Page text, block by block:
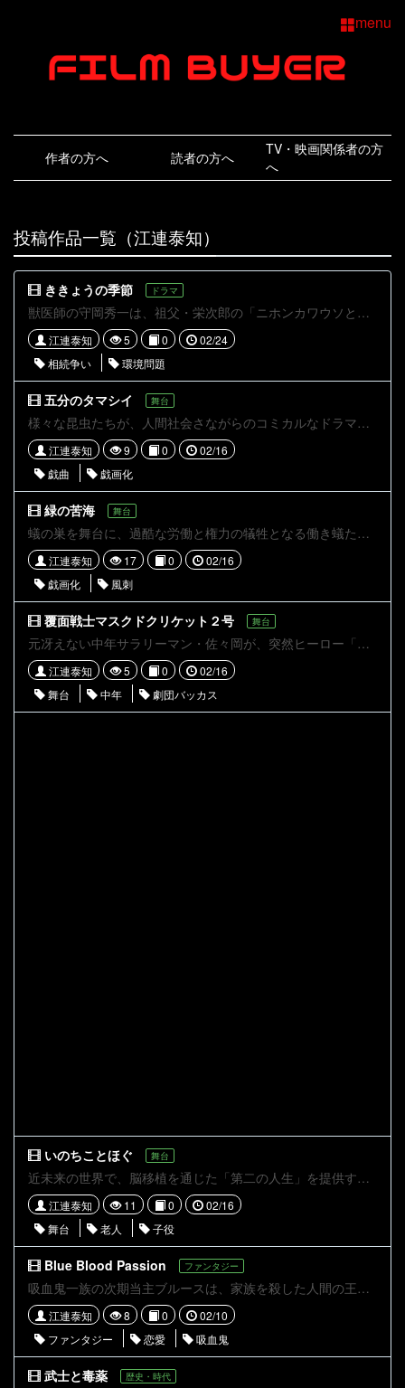
menu
作者の方へ 読者の方へ
TV・映画関係者の方
へ
投稿作品一覧（江連泰知）
ききょうの季節 ドラマ
獣医師の守岡秀一は、祖父・栄次郎の「ニホンカワウソと泳ぎたい」という夢を叶えるため、絶滅種の再生研究を進める。しかし、細胞を入手した矢先に祖父が急逝。帰省すると、従弟の曽我邦明が山をソーラーパネルで開発しようとしていた。相続問題の中、地震で研究用細胞が死滅し、守岡は自らの人間不信を突きつけられる。最終的に曽我と和解し、共に牧場を守る決意を固める。3年後、地元大学の研究牧場として再生し、未来に希望を見出す。
江連泰知 5 0
02/24
相続争い
環境問題
五分のタマシイ 舞台
様々な昆虫たちが、人間社会さながらのコミカルなドラマを繰り広げる物語。 クロアリのルーノとアン（クロアリコンビ）は、女王アリになるための重要な任務中、群れからはぐれてしまう。任務失敗は「ラットゥン・センター（腐敗センター）」送りという恐ろしい罰につながるため、二人は焦っていた。 そんな中、彼らは捕らえた女王バチ、ビクトリアを運んでいた。しかし、ビクトリアはクロアリコンビの隙を突いて脱走し、歌と踊りで自己主張を始める。そこにカマキリ戦士、トウロウ丸が現れ、ビクトリアと共闘することに――
江連泰知 9 0
02/16
戯曲
戯画化
緑の苦海 舞台
蟻の巣を舞台に、過酷な労働と権力の犠牲となる働き蟻たちの物語。主人公モノは新人ダイを指導しながら労働に励むが、新食材「ユウキダケ」の導入により奇病が巣内で蔓延していく――
江連泰知 17 0
02/16
戯画化
風刺
覆面戦士マスクドクリケット２号 舞台
元冴えない中年サラリーマン・佐々岡が、突然ヒーロー「マスクドクリケット2号」として悪の組織「全日本怪人組合」と戦う姿を描くアクションコメディ。偶然にもヒーローの力を得た彼は、家族を顧みない生活に悩みながらも、新たな自分と向き合う。家庭とヒーロー活動の板挟みに苦しみつつ、最終的には家族や仲間の助けを得て悪の首領を倒す。戦いを通して、家族の絆や中年男性の逆襲をユーモラスに描いた物語。
江連泰知 5 0
02/16
舞台
中年 劇団バッカス
いのちことほぐ 舞台
近未来の世界で、脳移植を通じた「第二の人生」を提供するサービスが物語の中心です。死への恐怖から若い体を求める元教授の松平、永遠の命を渇望する企業会長の小田、漫才コンビ「巌流島」のボケ役・宮本とその相方・佐々木など、異なる背景を持つ人々が脳移植に挑む様子が描かれます。移植の代償や葛藤を経て、人々は命の重みや家族、絆の意味に気付いていきます。やがて松平は孫との日々を大切に生きることを選びます。命と生き方の本質に迫る群像劇です。
江連泰知 11 0
02/16
舞台
老人 子役
Blue Blood Passion ファンタジー
吸血鬼一族の次期当主ブルースは、家族を殺した人間の王族に復讐を誓い、王家に接近するためスザンナと偽りの結婚を計画する。しかし、スザンナと心を通わせ愛し合うようになったブルースは、彼女が仇である王族の血を引いていることを知り苦悩する――
江連泰知 8 0
02/10
ファンタジー
恋愛 吸血鬼
武士と毒薬 歴史・時代